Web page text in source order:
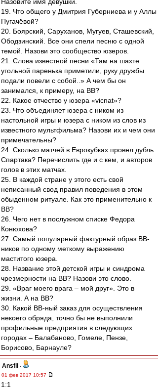
19. Что общего у Дмитрия Губерниева и у Аллы
Пугачёвой?
20. Боярский, Саруханов, Мугуев, Сташевский,
Ободзинский. Все они спели песню с одной
темой. Назови это сообщество юзеров.
21. Слова известной песни «Там на шахте
угольной паренька приметили, руку дружбы
подали повели с собой..» А чем бы он
занимался, к примеру, на ВВ?
22. Какое отчество у юзера «vicnat»?
23. Что объединяет юзера с ником из
настольной игры и юзера с ником из слов из
известного мультфильма? Назови их и чем они
примечательны?
24. Сколько матчей в Еврокубках провел дубль
Спартака? Перечислить где и с кем, и авторов
голов в этих матчах.
25. В каждой стране у этого есть свой
неписанный свод правил поведения в этом
обыденном ритуале. Как это применительно к
ВВ?
26. Чего нет в послужном списке Федора
Конюхова?
27. Самый популярный фактурный образ ВВ-
ников по одному меткому выражению
маститого юзера.
28. Название этой детской игры и синдрома
чрезмерности на ВВ? Назови это слово.
29. «Враг моего врага – мой друг». Это в
жизни. А на ВВ?
30. Какой ВВ-ный заказ для осуществления
некоего обряда, точно бы не выполнили
профильные предприятия в следующих
городах – Балабаново, Гомеле, Пензе,
Борисово, Барнауле?
Ansfil -
01 фев 2017 10:57
1:1